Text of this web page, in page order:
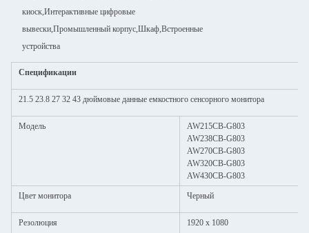
киоск,Интерактивные цифровые
вывески,Промышленный корпус,Шкаф,Встроенные
устройства
Спецификации
21.5 23.8 27 32 43 дюймовые данные емкостного сенсорного монитора
Модель
AW215CB-G803
AW238CB-G803
AW270CB-G803
AW320CB-G803
AW430CB-G803
Цвет монитора Черный
Резолюция 1920 x 1080